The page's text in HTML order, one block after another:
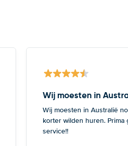
Wij moesten in
Wij moesten in Australië
korter wilden huren.
service!!